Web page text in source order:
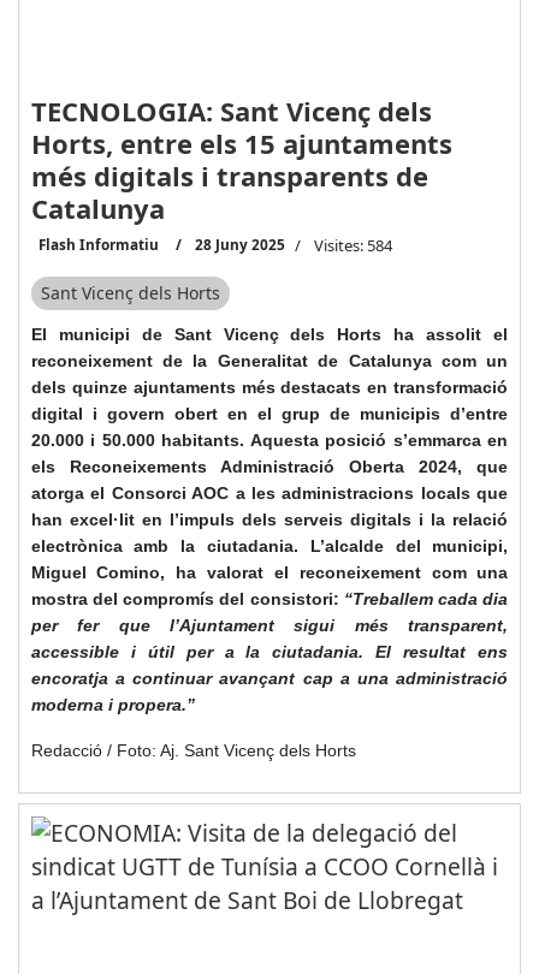
TECNOLOGIA: Sant Vicenç dels
Horts, entre els 15 ajuntaments
més digitals i transparents de
Catalunya
Flash Informatiu 28 Juny 2025 Visites: 584
Sant Vicenç dels Horts
El municipi de Sant Vicenç dels Horts ha assolit el
reconeixement de la Generalitat de Catalunya com un
dels quinze ajuntaments més destacats en transformació
digital i govern obert en el grup de municipis d’entre
20.000 i 50.000 habitants. Aquesta posició s’emmarca en
els Reconeixements Administració Oberta 2024, que
atorga el Consorci AOC a les administracions locals que
han excel·lit en l’impuls dels serveis digitals i la relació
electrònica amb la ciutadania. L’alcalde del municipi,
Miguel Comino, ha valorat el reconeixement com una
mostra del compromís del consistori: “Treballem cada dia
per fer que l’Ajuntament sigui més transparent,
accessible i útil per a la ciutadania. El resultat ens
encoratja a continuar avançant cap a una administració
moderna i propera.”
Redacció / Foto: Aj. Sant Vicenç dels Horts